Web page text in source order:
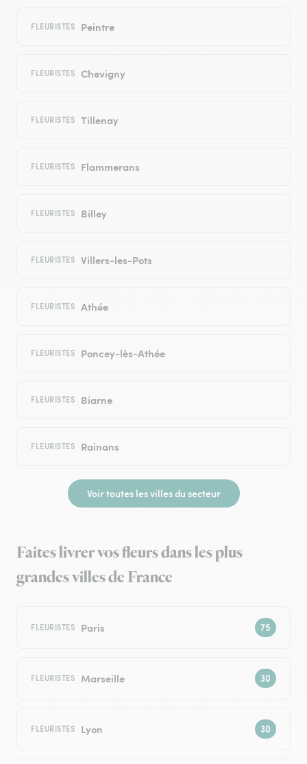
FLEURISTES Peintre
FLEURISTES Chevigny
FLEURISTES Tillenay
FLEURISTES Flammerans
FLEURISTES Billey
FLEURISTES Villers-les-Pots
FLEURISTES Athée
FLEURISTES Poncey-lès-Athée
FLEURISTES Biarne
FLEURISTES Rainans
Voir toutes les villes du secteur
Faites livrer vos fleurs dans les plus
grandes villes de France
FLEURISTES Paris
FLEURISTES Marseille
FLEURISTES Lyon